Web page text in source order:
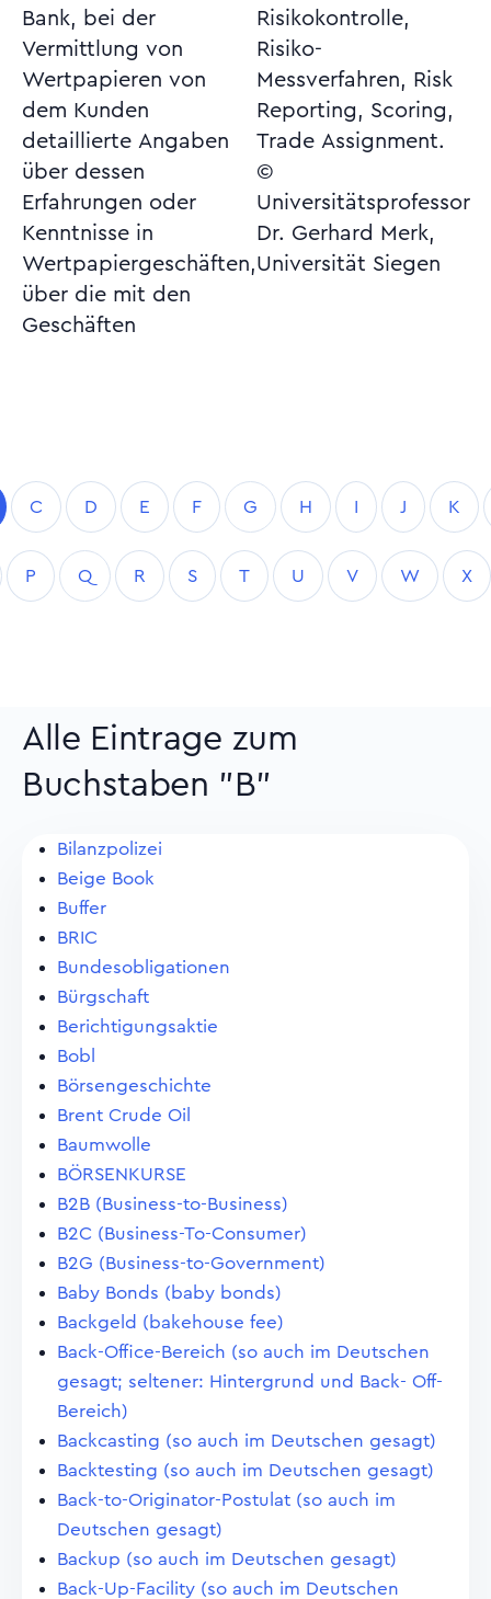
Bank, bei der
Vermittlung von
Wertpapieren von
dem Kunden
detaillierte Angaben
über dessen
Erfahrungen oder
Kenntnisse in
Wertpapiergeschäften,
über die mit den
Geschäften
Risikokontrolle,
Risiko-
Messverfahren, Risk
Reporting, Scoring,
Trade Assignment.
©
Universitätsprofessor
Dr. Gerhard Merk,
Universität Siegen
C D E F G H I J K
P Q R S T U V W X
Alle Eintrage zum
Buchstaben "B"
Bilanzpolizei
Beige Book
Buffer
BRIC
Bundesobligationen
Bürgschaft
Berichtigungsaktie
Bobl
Börsengeschichte
Brent Crude Oil
Baumwolle
BÖRSENKURSE
B2B (Business-to-Business)
B2C (Business-To-Consumer)
B2G (Business-to-Government)
Baby Bonds (baby bonds)
Backgeld (bakehouse fee)
Back-Office-Bereich (so auch im Deutschen
gesagt; seltener: Hintergrund und Back- Off-
Bereich)
Backcasting (so auch im Deutschen gesagt)
Backtesting (so auch im Deutschen gesagt)
Back-to-Originator-Postulat (so auch im
Deutschen gesagt)
Backup (so auch im Deutschen gesagt)
Back-Up-Facility (so auch im Deutschen